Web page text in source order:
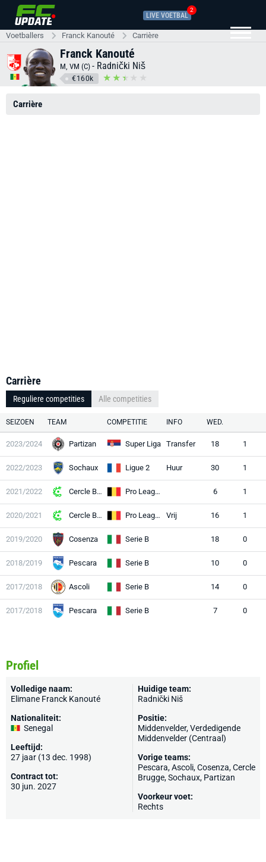
LIVE VOETBAL
2
Voetballers Franck Kanouté Carrière
Franck Kanouté
M, VM (C) - Radnički Niš
€160k
Carrière
Carrière
Reguliere competities Alle competities
SEIZOEN TEAM COMPETITIE INFO WED.
2023/2024 Partizan Super Liga Transfer 18 1
2022/2023 Sochaux Ligue 2 Huur 30 1
2021/2022 Cercle Brugge Pro League 6 1
2020/2021 Cercle Brugge Pro League Vrij 16 1
2019/2020 Cosenza Serie B 18 0
2018/2019 Pescara Serie B 10 0
2017/2018 Ascoli Serie B 14 0
2017/2018 Pescara Serie B 7 0
Profiel
Volledige naam:
Elimane Franck Kanouté
Nationaliteit:
Senegal
Leeftijd:
27 jaar (13 dec. 1998)
Contract tot:
30 jun. 2027
Huidige team:
Radnički Niš
Positie:
Middenvelder, Verdedigende
Middenvelder (Centraal)
Vorige teams:
Pescara,Ascoli,Cosenza,Cercle
Brugge,Sochaux, Partizan
Voorkeur voet:
Rechts